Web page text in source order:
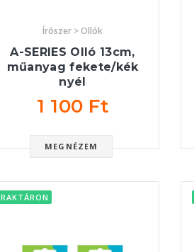
Írószer > Ollók
A-SERIES Olló 13cm,
műanyag fekete/kék
nyél
1 100 Ft
MEGNÉZEM
RAKTÁRON